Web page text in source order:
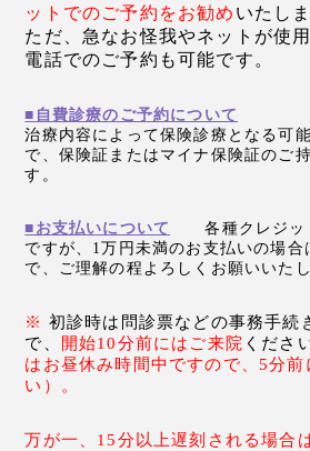
ットでのご予約 をお勧め いたしま
ただ、急なお怪我やネットが使
電話でのご予約も可能です。
■自費診療のご予約について
治療内容によって保険診療となる可
で、保険証またはマイナ保険証のご
す。
■お支払いについて
各種クレジッ
ですが、1万円未満のお支払いの場合
で、ご理解の程よろしくお願いいたし
※ 初診時は問診票などの事務手続
で、
開始10分前にはご来院 くださ
はお昼休み時間中ですので、5分前
い）。
万が一、15分以上遅刻される場合